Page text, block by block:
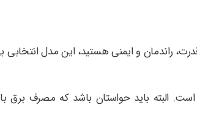
راندمان و ایمنی هستید، این مدل
البته باید حواستان باشد که مصرف